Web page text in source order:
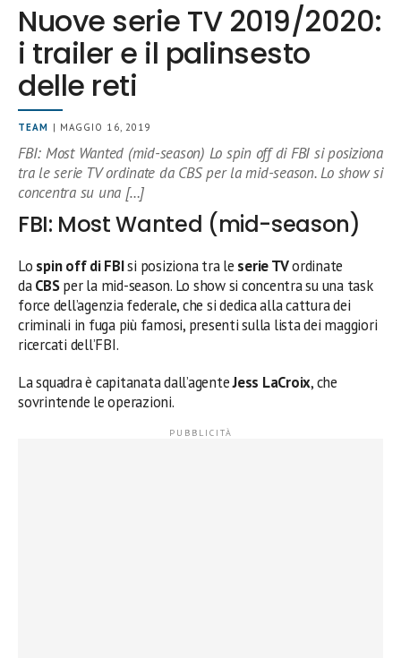
Nuove serie TV 2019/2020:
i trailer e il palinsesto
delle reti
TEAM | MAGGIO 16, 2019
FBI: Most Wanted (mid-season) Lo spin off di FBI si posiziona
tra le serie TV ordinate da CBS per la mid-season. Lo show si
concentra su una […]
FBI: Most Wanted (mid-season)
Lo spin off di FBIsi posiziona tra le serie TVordinate
daCBSper la mid-season. Lo show si concentra su una task
force dell’agenzia federale, che si dedica alla cattura dei
criminali in fuga più famosi, presenti sulla lista dei maggiori
ricercati dell’FBI.
La squadra è capitanata dall’agenteJess LaCroix, che
sovrintende le operazioni.